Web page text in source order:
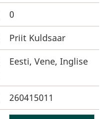
0
Priit Kuldsaar
Eesti, Vene, Inglise
260415011